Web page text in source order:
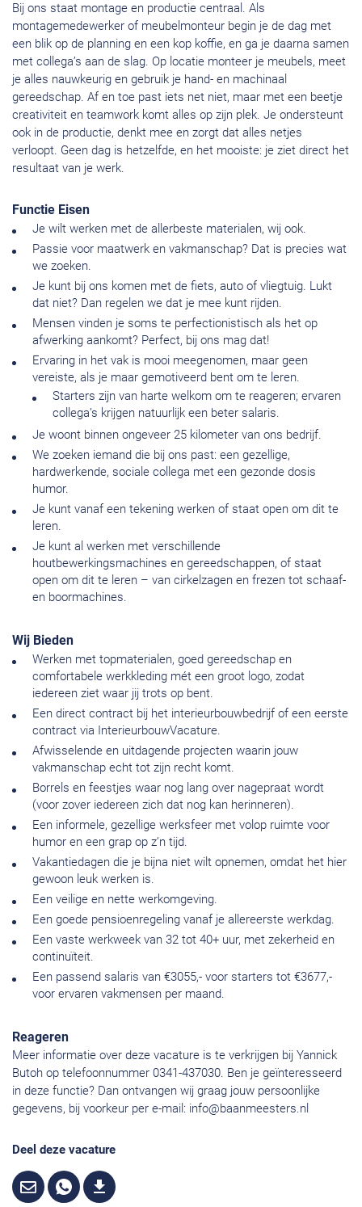
Bij ons staat montage en productie centraal. Als
montagemedewerker of meubelmonteur begin je de dag met
een blik op de planning en een kop koffie, en ga je daarna samen
met collega’s aan de slag. Op locatie monteer je meubels, meet
je alles nauwkeurig en gebruik je hand- en machinaal
gereedschap. Af en toe past iets net niet, maar met een beetje
creativiteit en teamwork komt alles op zijn plek. Je ondersteunt
ook in de productie, denkt mee en zorgt dat alles netjes
verloopt. Geen dag is hetzelfde, en het mooiste: je ziet direct het
resultaat van je werk.
Functie Eisen
Je wilt werken met de allerbeste materialen, wij ook.
Passie voor maatwerk en vakmanschap? Dat is precies wat
we zoeken.
Je kunt bij ons komen met de fiets, auto of vliegtuig. Lukt
dat niet? Dan regelen we dat je mee kunt rijden.
Mensen vinden je soms te perfectionistisch als het op
afwerking aankomt? Perfect, bij ons mag dat!
Ervaring in het vak is mooi meegenomen, maar geen
vereiste, als je maar gemotiveerd bent om te leren.
Starters zijn van harte welkom om te reageren; ervaren
collega’s krijgen natuurlijk een beter salaris.
Je woont binnen ongeveer 25 kilometer van ons bedrijf.
We zoeken iemand die bij ons past: een gezellige,
hardwerkende, sociale collega met een gezonde dosis
humor.
Je kunt vanaf een tekening werken of staat open om dit te
leren.
Je kunt al werken met verschillende
houtbewerkingsmachines en gereedschappen, of staat
open om dit te leren – van cirkelzagen en frezen tot schaaf-
en boormachines.
Wij Bieden
Werken met topmaterialen, goed gereedschap en
comfortabele werkkleding mét een groot logo, zodat
iedereen ziet waar jij trots op bent.
Een direct contract bij het interieurbouwbedrijf of een eerste
contract via InterieurbouwVacature.
Afwisselende en uitdagende projecten waarin jouw
vakmanschap echt tot zijn recht komt.
Borrels en feestjes waar nog lang over nagepraat wordt
(voor zover iedereen zich dat nog kan herinneren).
Een informele, gezellige werksfeer met volop ruimte voor
humor en een grap op z’n tijd.
Vakantiedagen die je bijna niet wilt opnemen, omdat het hier
gewoon leuk werken is.
Een veilige en nette werkomgeving.
Een goede pensioenregeling vanaf je allereerste werkdag.
Een vaste werkweek van 32 tot 40+ uur, met zekerheid en
continuïteit.
Een passend salaris van €3055,- voor starters tot €3677,-
voor ervaren vakmensen per maand.
Reageren
Meer informatie over deze vacature is te verkrijgen bij Yannick
Butoh op telefoonnummer 0341-437030. Ben je geïnteresseerd
in deze functie? Dan ontvangen wij graag jouw persoonlijke
gegevens, bij voorkeur per e-mail: info@baanmeesters.nl
Deel deze vacature